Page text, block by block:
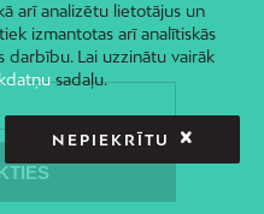
arī analizētu lietotājus un
izmantotas arī analītiskās
darbību. Lai uzzinātu vairāk
sadaļu.
NEPIEKRĪTU